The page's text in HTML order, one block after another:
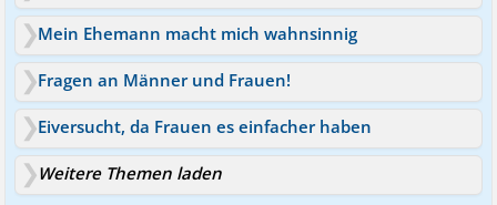
Mein Ehemann macht mich wahnsinnig
Fragen an Männer und Frauen!
Eiversucht, da Frauen es einfacher haben
Weitere Themen laden